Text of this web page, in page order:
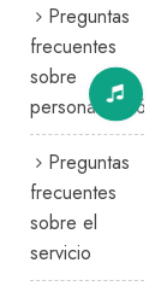
Preguntas
frecuentes
sobre
personalización
Preguntas
frecuentes
sobre el
servicio